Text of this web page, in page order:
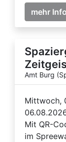
mehr
Amt Burg
Mittwoch,
Mit QR-
im